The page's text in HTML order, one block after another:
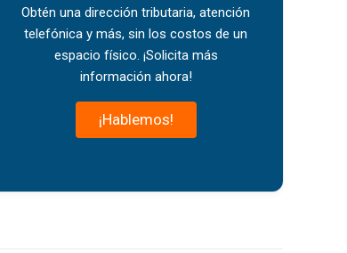
Obtén una dirección tributaria, atención
telefónica y más, sin los costos de un
espacio físico. ¡Solicita más
información ahora!
¡Hablemos!